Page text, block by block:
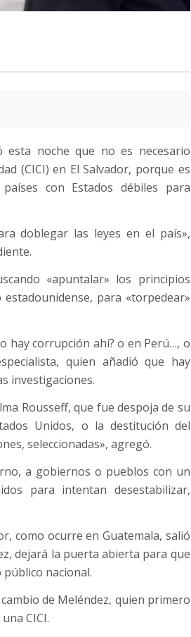
esta noche que no es necesario
(CICI) en El Salvador, porque es
con Estados débiles para
doblegar las leyes en el país»,
«apuntalar» los principios
para «torpedear»
hay corrupción ahí? o en Perú…, o
quien añadió que hay
investigaciones.
Rousseff, que fue despoja de su
Unidos, o la destitución del
seleccionadas», agregó.
a gobiernos o pueblos con un
para intentan desestabilizar,
como ocurre en Guatemala, salió
dejará la puerta abierta para que
nacional.
de Meléndez, quien primero
CICI.